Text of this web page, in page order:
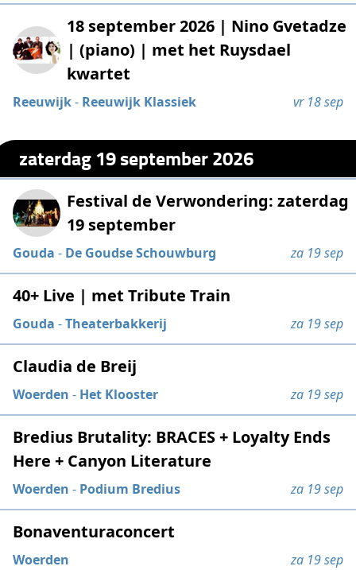
18 september 2026 | Nino Gvetadze
| (piano) | ​met het Ruysdael
kwartet
Reeuwijk- Reeuwijk Klassiek vr 18 sep
zaterdag 19 september 2026
Festival de Verwondering: zaterdag
19 september
Gouda - De Goudse Schouwburg za 19 sep
40+ Live | met Tribute Train
Gouda -Theaterbakkerij za 19 sep
Claudia de Breij
Woerden - Het Klooster za 19 sep
Bredius Brutality: BRACES + Loyalty Ends
Here + Canyon Literature
Woerden - Podium Bredius za 19 sep
Bonaventuraconcert
Woerden za 19 sep